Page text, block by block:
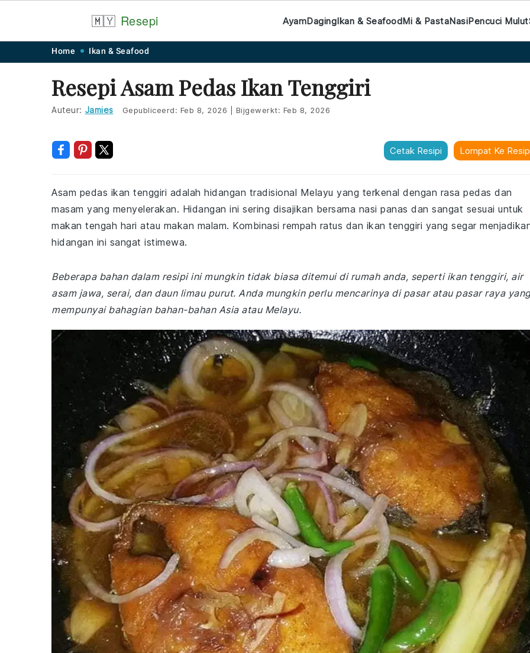
navigation
content
🇲🇾 Resepi AyamDagingIkan & SeafoodMi & PastaNasiPencuci Mulut
Home Ikan & Seafood
Resepi Asam Pedas Ikan Tenggiri
Auteur: Jamies Gepubliceerd: Feb 8, 2026 Bijgewerkt: Feb 8, 2026
Cetak Resipi Lompat Ke
Asam pedas ikan tenggiri adalah hidangan tradisional Melayu yang terkenal dengan rasa pedas dan
masam yang menyelerakan. Hidangan ini sering disajikan bersama nasi panas dan sangat sesuai untuk
makan tengah hari atau makan malam. Kombinasi rempah ratus dan ikan tenggiri yang segar
hidangan ini sangat istimewa.
Beberapa bahan dalam resipi ini mungkin tidak biasa ditemui di rumah anda, seperti ikan tenggiri, air
asam jawa, serai, dan daun limau purut. Anda mungkin perlu mencarinya di pasar atau pasar raya
mempunyai bahagian bahan-bahan Asia atau Melayu.